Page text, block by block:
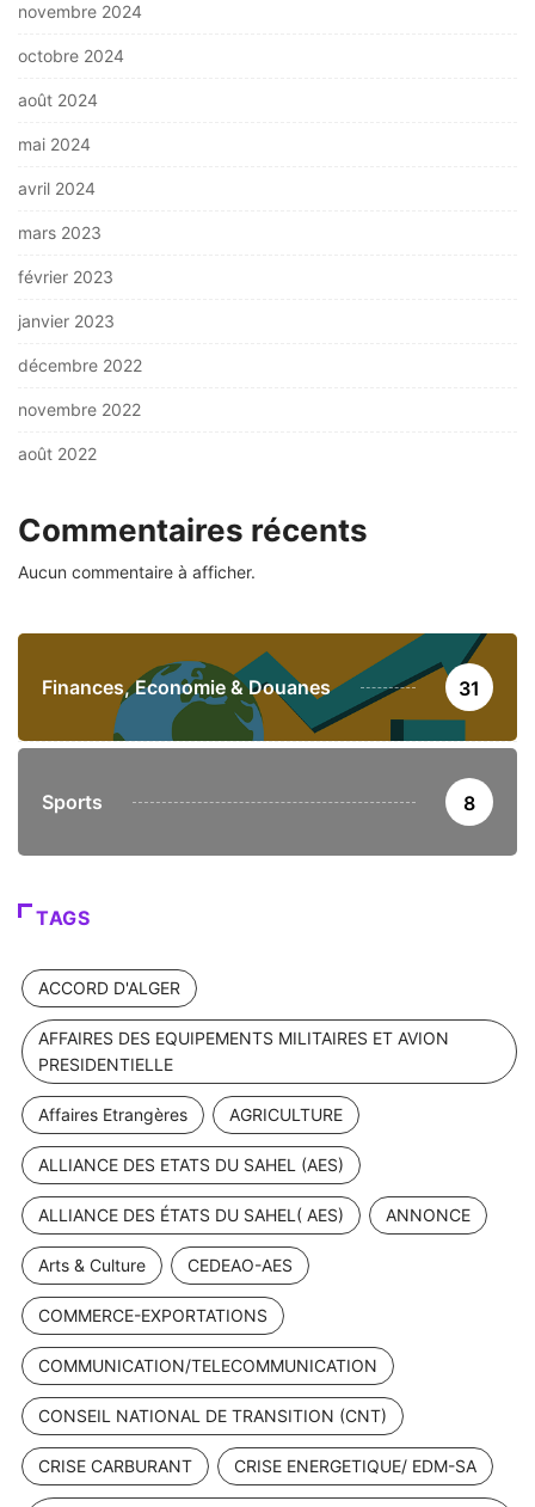
novembre 2024
octobre 2024
août 2024
mai 2024
avril 2024
mars 2023
février 2023
janvier 2023
décembre 2022
novembre 2022
août 2022
Commentaires récents
Aucun commentaire à afficher.
Finances, Economie & Douanes 31
Sports 8
TAGS
ACCORD D'ALGER
AFFAIRES DES EQUIPEMENTS MILITAIRES ET AVION
PRESIDENTIELLE
Affaires Etrangères AGRICULTURE
ALLIANCE DES ETATS DU SAHEL (AES)
ALLIANCE DES ÉTATS DU SAHEL( AES) ANNONCE
Arts & Culture CEDEAO-AES
COMMERCE-EXPORTATIONS
COMMUNICATION/TELECOMMUNICATION
CONSEIL NATIONAL DE TRANSITION (CNT)
CRISE CARBURANT CRISE ENERGETIQUE/ EDM-SA